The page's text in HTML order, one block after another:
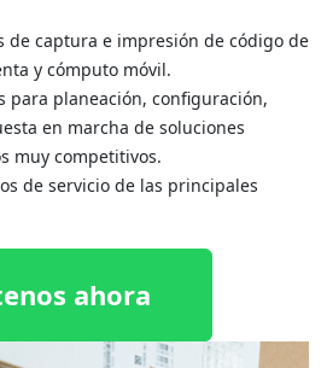
de captura e impresión de código de
y cómputo móvil.
para planeación, configuración,
en marcha de soluciones
muy competitivos.
de servicio de las principales
ahora